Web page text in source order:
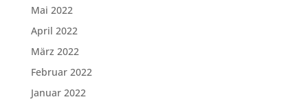
Mai 2022
April 2022
März 2022
Februar 2022
Januar 2022